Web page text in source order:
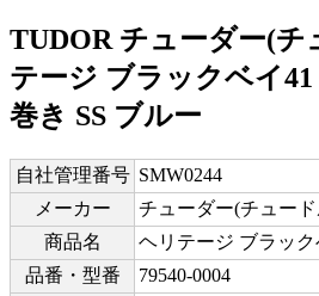
TUDOR チューダー(チ
テージ ブラックベイ41
巻き SS ブルー
自社管理番号 SMW0244
メーカー
チューダー(チュー
商品名
ヘリテージ ブラック
品番・型番
79540-0004